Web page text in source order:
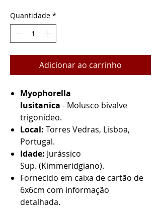
Quantidade *
Adicionar ao carrinho
Myophorella
lusitanica - Molusco bivalve
trigonídeo.
Local: Torres Vedras, Lisboa,
Portugal.
Idade: Jurássico
Sup. (Kimmeridgiano).
Fornecido em caixa de cartão de
6x6cm com informação
detalhada.